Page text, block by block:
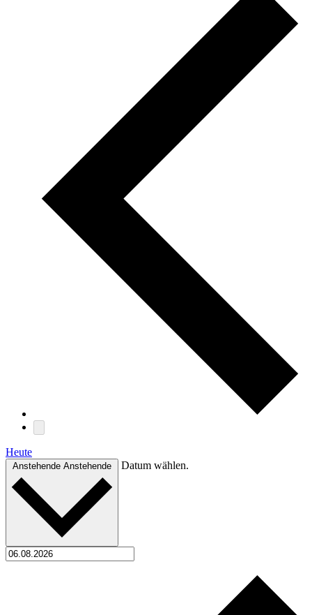
Heute
Anstehende Anstehende Datum wählen.